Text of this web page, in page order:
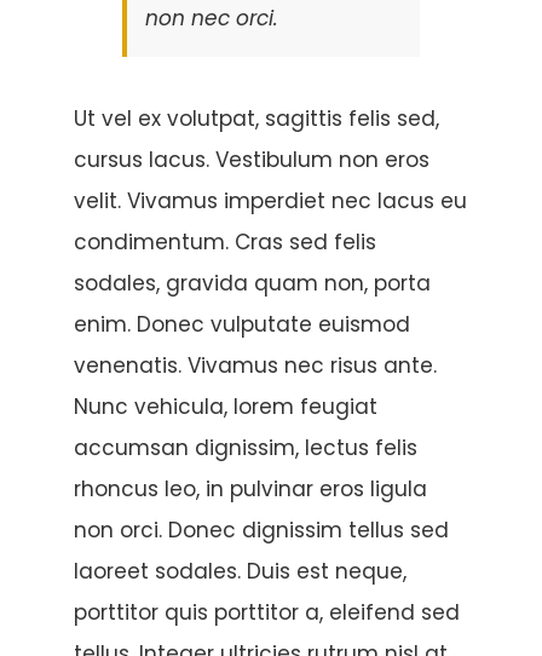
non nec orci.
Ut vel ex volutpat, sagittis felis sed,
cursus lacus. Vestibulum non eros
velit. Vivamus imperdiet nec lacus eu
condimentum. Cras sed felis
sodales, gravida quam non, porta
enim. Donec vulputate euismod
venenatis. Vivamus nec risus ante.
Nunc vehicula, lorem feugiat
accumsan dignissim, lectus felis
rhoncus leo, in pulvinar eros ligula
non orci. Donec dignissim tellus sed
laoreet sodales. Duis est neque,
porttitor quis porttitor a, eleifend sed